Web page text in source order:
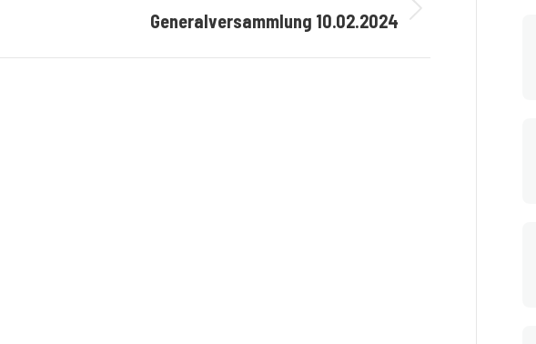
Generalversammlung 10.02.2024